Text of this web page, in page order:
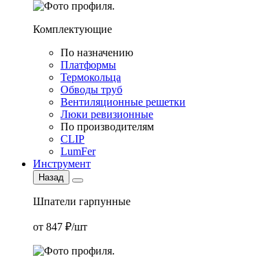
Комплектующие
По назначению
Платформы
Термокольца
Обводы труб
Вентиляционные решетки
Люки ревизионные
По производителям
CLIP
LumFer
Инструмент
Назад
Шпатели гарпунные
от 847 ₽/шт